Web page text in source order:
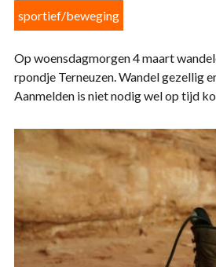
sportief/beweging
Op woensdagmorgen 4 maart
rpondje Terneuzen. Wandel gezellig
Aanmelden is niet nodig wel op tijd